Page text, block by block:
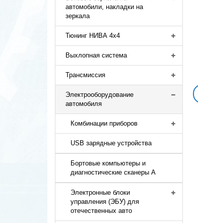
автомобили, накладки на
зеркала
Тюнинг НИВА 4х4
Выхлопная система
Трансмиссия
Электрооборудование
автомобиля
Комбинации приборов
USB зарядные устройства
Бортовые компьютеры и
диагностические сканеры A
Электронные блоки
управления (ЭБУ) для
отечественных авто